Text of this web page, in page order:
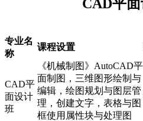
CAD平
专业名
称
课程设置
CAD平
面设计
班
《机械制图》AutoCAD平
面制图，三维图形绘制与
编辑，绘图规划与图层管
理，创建文字，表格与图
框使用属性块与处理图